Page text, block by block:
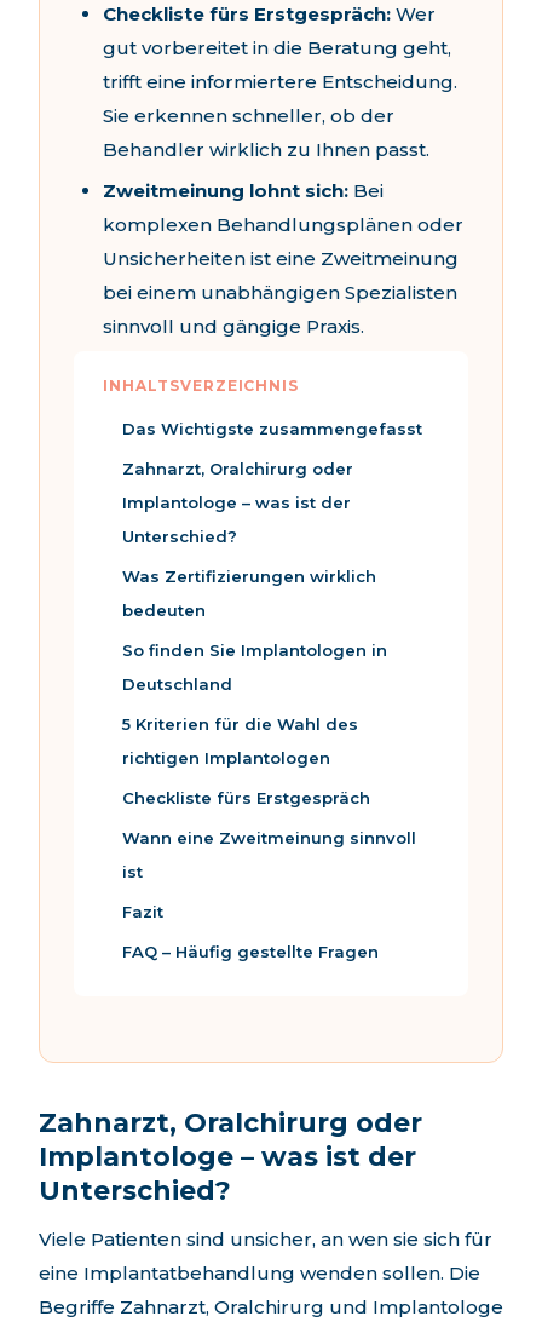
Checkliste fürs Erstgespräch: Wer
gut vorbereitet in die Beratung geht,
trifft eine informiertere Entscheidung.
Sie erkennen schneller, ob der
Behandler wirklich zu Ihnen passt.
Zweitmeinung lohnt sich: Bei
komplexen Behandlungsplänen oder
Unsicherheiten ist eine Zweitmeinung
bei einem unabhängigen Spezialisten
sinnvoll und gängige Praxis.
Das Wichtigste zusammengefasst
Zahnarzt, Oralchirurg oder
Implantologe – was ist der
Unterschied?
Was Zertifizierungen wirklich
bedeuten
So finden Sie Implantologen in
Deutschland
5 Kriterien für die Wahl des
richtigen Implantologen
Checkliste fürs Erstgespräch
Wann eine Zweitmeinung sinnvoll
ist
Fazit
FAQ – Häufig gestellte Fragen
Zahnarzt, Oralchirurg oder
Implantologe – was ist der
Unterschied?
Viele Patienten sind unsicher, an wen sie sich für
eine Implantatbehandlung wenden sollen. Die
Begriffe Zahnarzt, Oralchirurg und Implantologe